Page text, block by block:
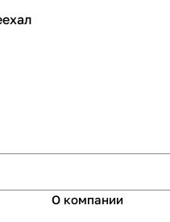
О компании